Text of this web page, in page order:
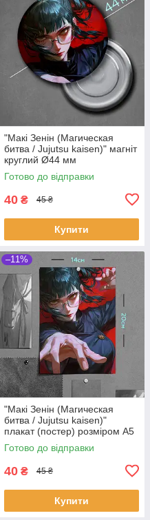
"Макі Зенін (Магическая
битва / Jujutsu kaisen)" магніт
круглий Ø44 мм
Готово до відправки
40 ₴ 45 ₴
Купити
–11%
"Макі Зенін (Магическая
битва / Jujutsu kaisen)"
плакат (постер) розміром А5
(14х20см)
Готово до відправки
40 ₴ 45 ₴
Купити